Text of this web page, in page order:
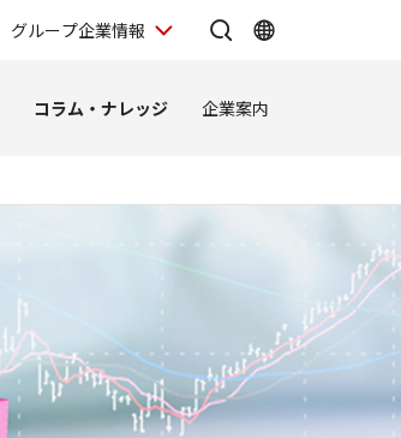
グループ企業情報
コラム・ナレッジ 企業案内